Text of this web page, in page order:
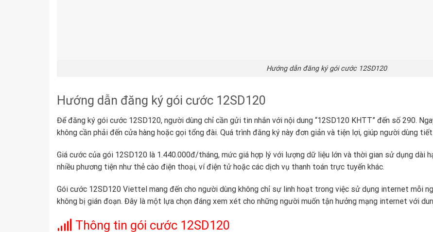
Hướng dẫn đăng ký gói cước 12SD120
Hướng dẫn đăng ký gói cước 12SD120
Để đăng ký gói cước 12SD120, người dùng chỉ cần gửi tin nhắn với nội dung “12SD120 KHTT” đến số 290.
không cần phải đến cửa hàng hoặc gọi tổng đài. Quá trình đăng ký này đơn giản và tiện lợi, giúp người dùng
Giá cước của gói 12SD120 là 1.440.000đ/tháng, mức giá hợp lý với lượng dữ liệu lớn và thời gian sử dụng dài
nhiều phương tiện như thẻ cào điện thoại, ví điện tử hoặc các dịch vụ thanh toán trực tuyến khác.
Gói cước 12SD120 Viettel mang đến cho người dùng không chỉ sự linh hoạt trong việc sử dụng internet mỗi
không bị gián đoạn. Đây là một lựa chọn đáng xem xét cho những người muốn tận hưởng mạng internet với
Thông tin gói cước 12SD120